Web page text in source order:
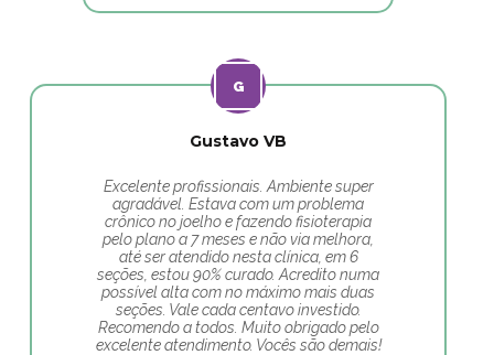
Gustavo VB
Excelente profissionais. Ambiente super
agradável. Estava com um problema
crônico no joelho e fazendo fisioterapia
pelo plano a 7 meses e não via melhora,
até ser atendido nesta clínica, em 6
seções, estou 90% curado. Acredito numa
possível alta com no máximo mais duas
seções. Vale cada centavo investido.
Recomendo a todos. Muito obrigado pelo
excelente atendimento. Vocês são demais!